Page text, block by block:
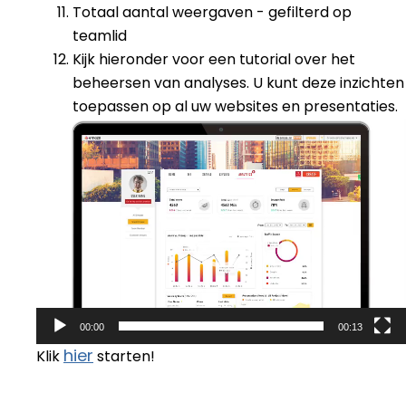
Totaal aantal weergaven - gefilterd op
teamlid
Kijk hieronder voor een tutorial over het
beheersen van analyses. U kunt deze inzichten
toepassen op al uw websites en presentaties.
Videospeler
00:00 00:13
Klik hier starten!